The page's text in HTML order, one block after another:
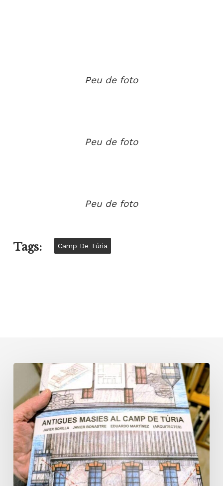
Peu de foto
Peu de foto
Peu de foto
Tags: Camp De Túria
Pòdcast
Cròniques
Edetanes:
Especial
Antigues
masies
al
Camp